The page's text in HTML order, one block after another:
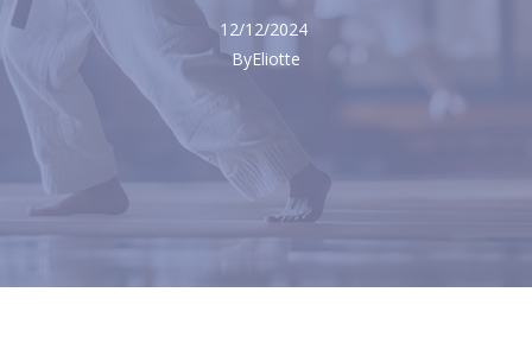
12/12/2024
ByEliotte